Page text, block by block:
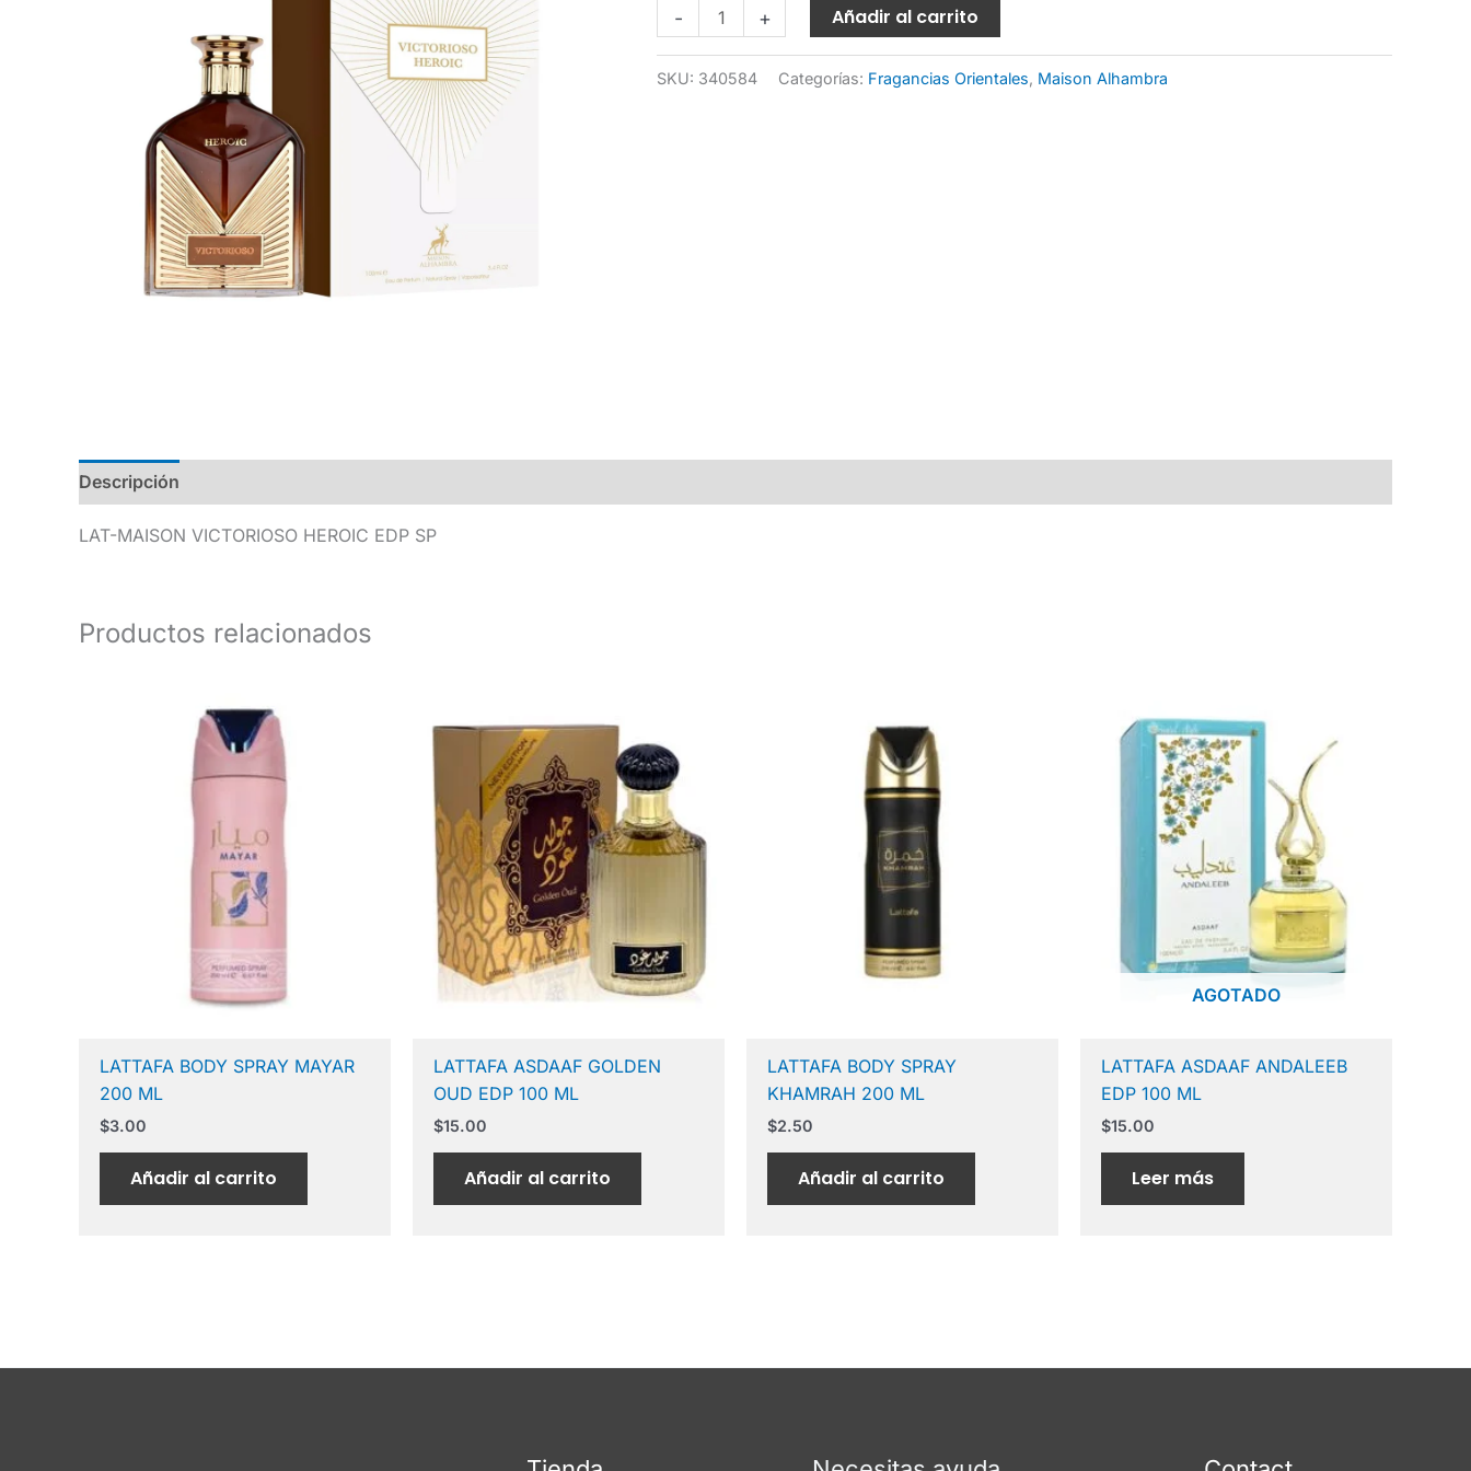
-
SP
cantidad
+ Añadir al carrito
SKU: 340584 Categorías: Fragancias Orientales, Maison Alhambra
Descripción
LAT-MAISON VICTORIOSO HEROIC EDP SP
Productos relacionados
LATTAFA BODY SPRAY MAYAR
200 ML
$3.00
Añadir al carrito
LATTAFA ASDAAF GOLDEN
OUD EDP 100 ML
$15.00
Añadir al carrito
LATTAFA BODY SPRAY
KHAMRAH 200 ML
$2.50
Añadir al carrito
AGOTADO
LATTAFA ASDAAF ANDALEEB
EDP 100 ML
$15.00
Leer más